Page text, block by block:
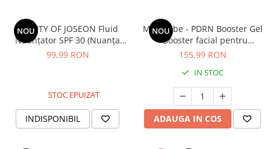
COSRX
BIODANCE
OOTD
Dr. Althea
DELLA BORN
Silimarina
Spirulina
Vitamina A
NOU
BEAUTY OF JOSEON Fluid
Nuanțator SPF 30 (Nuanța
MP200)
99,99 RON
STOC EPUIZAT
INDISPONIBIL
NOU
Medicube - PDRN Booster Gel
- Booster facial pentru
fermitate - 300ml
155,99 RON
IN STOC
ADAUGA IN COS